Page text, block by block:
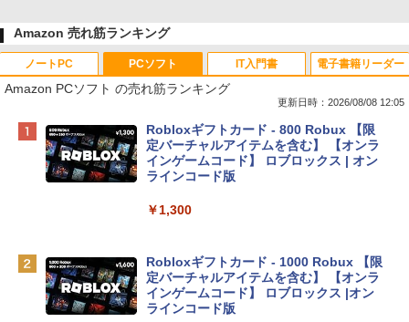
Amazon 売れ筋ランキング
ノートPC
Apple 2026 MacBook Neo A18 Proチッ
プ搭載13インチノートブック：AIとAppl
e Intelligenceのために設計、Liquid Ret
inaディスプレイ、8GBユニファイドメモ
eTime HDカメラ - インディゴ
tomtoc 360°保護 15.6 16インチ パソコ
ンケース Dell NEC Lavie ASUS HP dyna
PCソフト
Amazon PCソフト の売れ筋ランキング
更新日時：2026/08/08 12:05
Robloxギフトカード - 800 Robux 【限
定バーチャルアイテムを含む】 【オンラ
インゲームコード】 ロブロックス | オン
ラインコード版
￥1,300
Robloxギフトカード - 1000 Robux 【限
定バーチャルアイテムを含む】 【オンラ
インゲームコード】 ロブロックス |オン
ラインコード版
IT入門書 電子書籍リーダー